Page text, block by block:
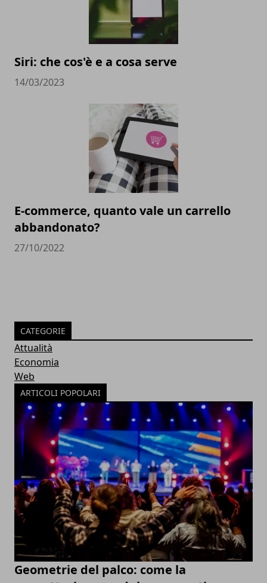
Siri: che cos'è e a cosa serve
14/03/2023
E-commerce, quanto vale un carrello
abbandonato?
27/10/2022
CATEGORIE
Attualità
Economia
Web
ARTICOLI POPOLARI
Geometrie del palco: come la